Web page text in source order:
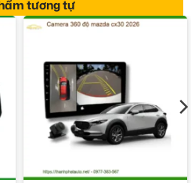
tương tự